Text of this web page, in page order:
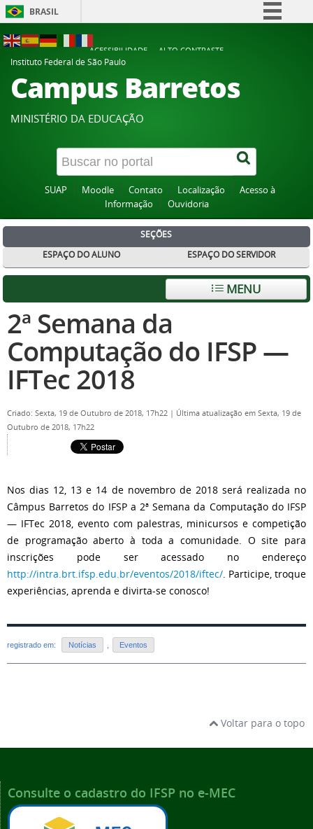
BRASIL
Participe
Acesso à informação
Canais
ACESSIBILIDADE
ALTO CONTRASTE
Instituto Federal de São Paulo
Campus Barretos
MINISTÉRIO DA EDUCAÇÃO
SUAP Moodle Contato Localização
Acesso à
Informação
Ouvidoria
SEÇÕES
ESPAÇO DO ALUNO
ESPAÇO DO SERVIDOR
MENU
2ª Semana da
Computação do IFSP —
IFTec 2018
Criado: Sexta, 19 de Outubro de 2018, 17h22 | Última atualização em Sexta, 19 de
Outubro de 2018, 17h22
Nos dias 12, 13 e 14 de novembro de 2018 será realizada no
Câmpus Barretos do IFSP a 2ª Semana da Computação do IFSP
— IFTec 2018, evento com palestras, minicursos e competição
de programação aberto à toda a comunidade. O site para
inscrições pode ser acessado no endereço
http://intra.brt.ifsp.edu.br/eventos/2018/iftec/. Participe, troque
experiências, aprenda e divirta-se conosco!
registrado em: Notícias Eventos
Voltar para o topo
Consulte o cadastro do IFSP no e-MEC